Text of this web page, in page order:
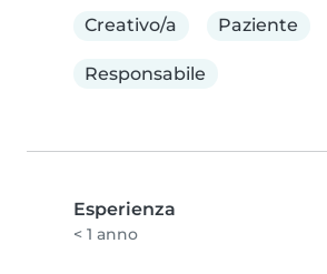
Creativo/a
Paziente
Responsabile
Esperienza
< 1 anno